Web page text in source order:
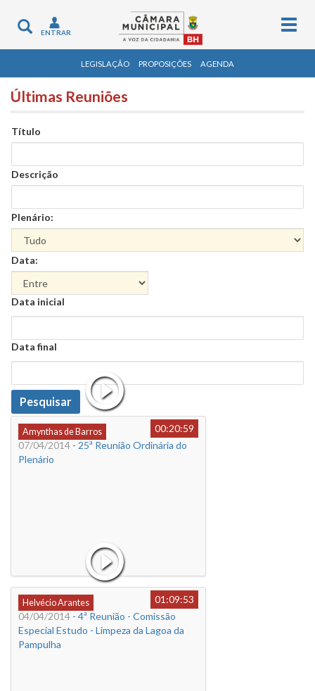
Toggle
navigation
ENTRAR
LEGISLAÇÃO PROPOSIÇÕES AGENDA
Últimas Reuniões
Título
Descrição
Plenário:
Data:
Data
Data inicial
Data
Data final
Data
Pesquisar
Amynthas de Barros
00:20:59
07/04/2014 - 25ª Reunião Ordinária do
Plenário
Helvécio Arantes
01:09:53
04/04/2014 - 4ª Reunião - Comissão
Especial Estudo - Limpeza da Lagoa da
Pampulha